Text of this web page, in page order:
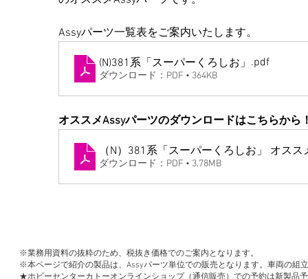
Assyパーツ一覧表をご案内いたします。
(N)381系「スーパーくろしお」 .pdf
ダウンロード：PDF • 364KB
オススメAssyパーツのダウンロードはこちらから
（N）381系「スーパー
ダウンロード：PDF • 3.78MB
※業務用資料の抜粋のため、税抜き価格でのご案内となります。
※本ページで紹介の製品は、Assyパーツ単位での販売となります。車両の組
★ホビーセンターカトーオンラインショップ（通信販売）での予約は新製品